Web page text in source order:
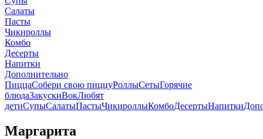
Салаты
Пасты
Чикироллы
Комбо
Десерты
Напитки
Дополнительно
ПиццаСобери свою пиццуРоллыСетыГорячие
блюдаЗакускиВокЛюбят
детиСупыСалатыПастыЧикироллыКомбоДесертыНапитки
Маргарита